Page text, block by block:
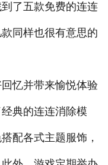
了五款免费的连连
同样也很有意思的
忆并带来愉悦体验
典的连连消除模
配各式主题服饰，